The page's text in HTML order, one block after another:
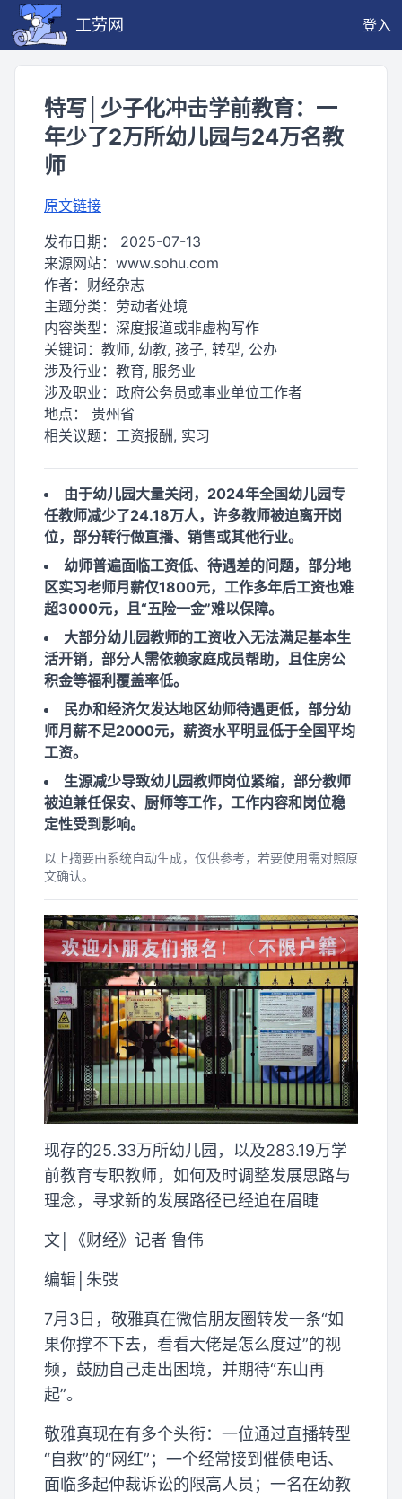
工劳网 登入
特写│少子化冲击学前教育：一
年少了2万所幼儿园与24万名教
师
原文链接
发布日期： 2025-07-13
来源网站： www.sohu.com
作者： 财经杂志
主题分类： 劳动者处境
内容类型： 深度报道或非虚构写作
关键词： 教师, 幼教, 孩子, 转型, 公办
涉及行业： 教育, 服务业
涉及职业： 政府公务员或事业单位工作者
地点： 贵州省
相关议题： 工资报酬, 实习
由于幼儿园大量关闭，2024年全国幼儿园专
任教师减少了24.18万人，许多教师被迫离开岗
位，部分转行做直播、销售或其他行业。
幼师普遍面临工资低、待遇差的问题，部分地
区实习老师月薪仅1800元，工作多年后工资也难
超3000元，且“五险一金”难以保障。
大部分幼儿园教师的工资收入无法满足基本生
活开销，部分人需依赖家庭成员帮助，且住房公
积金等福利覆盖率低。
民办和经济欠发达地区幼师待遇更低，部分幼
师月薪不足2000元，薪资水平明显低于全国平均
工资。
生源减少导致幼儿园教师岗位紧缩，部分教师
被迫兼任保安、厨师等工作，工作内容和岗位稳
定性受到影响。
以上摘要由系统自动生成，仅供参考，若要使用需对照原
文确认。
现存的25.33万所幼儿园，以及283.19万学
前教育专职教师，如何及时调整发展思路与
理念，寻求新的发展路径已经迫在眉睫
文│《财经》记者 鲁伟
编辑│朱弢
7月3日，敬雅真在微信朋友圈转发一条“如
果你撑不下去，看看大佬是怎么度过”的视
频，鼓励自己走出困境，并期待“东山再
起”。
敬雅真现在有多个头衔：一位通过直播转型
“自救”的“网红”；一个经常接到催债电话、
面临多起仲裁诉讼的限高人员；一名在幼教